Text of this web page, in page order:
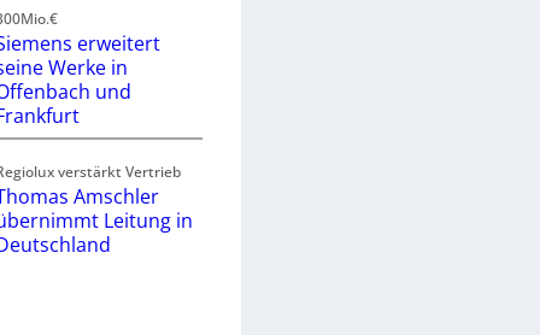
erweitert
Werke in
und
verstärkt Vertrieb
Amschler
Leitung in